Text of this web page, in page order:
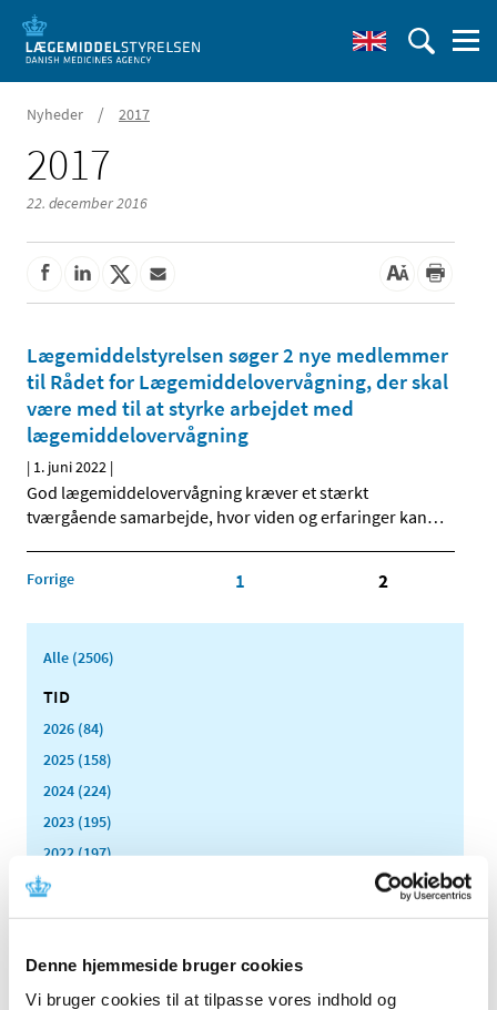
Denne hjemmeside bruger cookies
Vi bruger cookies til at tilpasse vores indhold og
Nyheder / 2017
2017
22. december 2016
Lægemiddelstyrelsen søger 2 nye medlemmer
til Rådet for Lægemiddelovervågning, der skal
være med til at styrke arbejdet med
lægemiddelovervågning
| 1. juni 2022 |
God lægemiddelovervågning kræver et stærkt
tværgående samarbejde, hvor viden og erfaringer kan…
Forrige 1 2
Alle (2506)
TID
2026 (84)
2025 (158)
2024 (224)
2023 (195)
2022 (197)
september (13)
august (8)